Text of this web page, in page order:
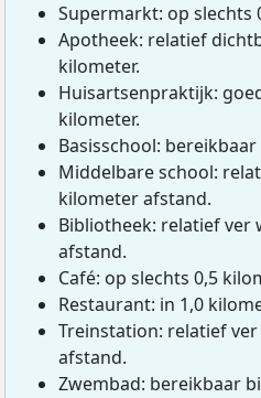
Supermarkt: op slechts
Apotheek: relatief
kilometer.
Huisartsenpraktijk:
kilometer.
Basisschool:
Middelbare school:
kilometer afstand.
Bibliotheek: relatief ver
afstand.
Café: op slechts 0,5
Restaurant: in 1,0
Treinstation: relatief
afstand.
Zwembad: bereikbaar